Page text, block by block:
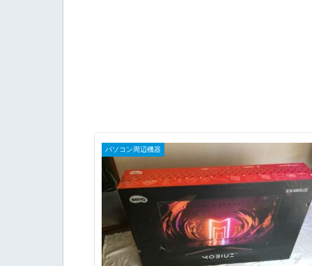
パソコン周辺機器